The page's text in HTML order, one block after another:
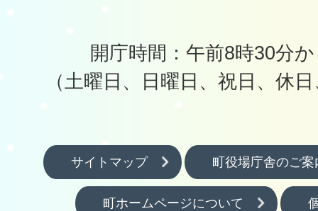
開庁時間：午前8時30分
（土曜日、日曜日、祝日、休
サイトマップ 町役場庁舎のご案
町ホームページについて